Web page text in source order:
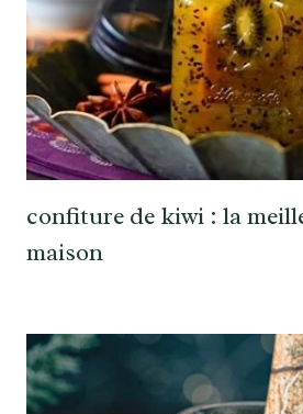
confiture de kiwi : la
maison